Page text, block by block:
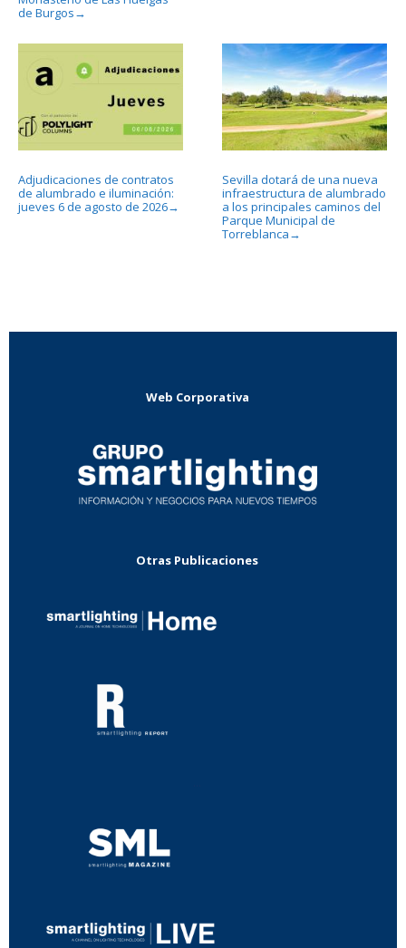
de Burgos →
Adjudicaciones de contratos
de alumbrado e iluminación:
jueves 6 de agosto de 2026→
Sevilla dotará de una nueva
infraestructura de alumbrado
a los principales caminos del
Parque Municipal de
Torreblanca →
Web Corporativa
Otras Publicaciones